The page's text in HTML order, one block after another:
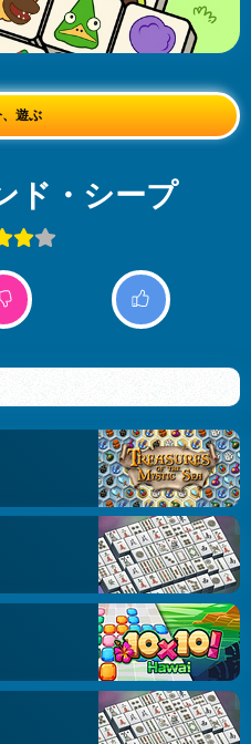
遊ぶ
ド・シープ